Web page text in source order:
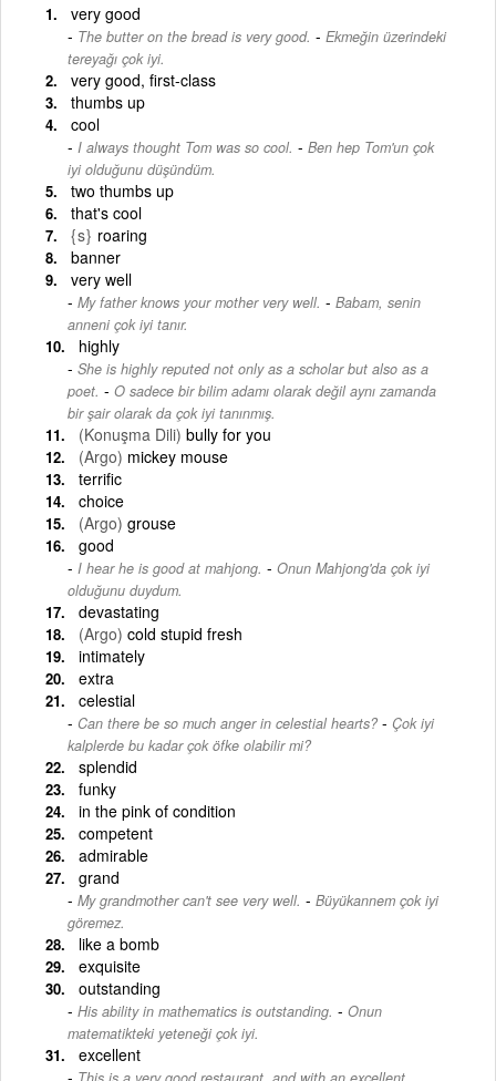
very good
The butter on the bread is very good. - Ekmeğin üzerindeki
tereyağı çok iyi.
very good, first-class
thumbs up
cool
I always thought Tom was so cool. - Ben hep Tom'un çok
iyi olduğunu düşündüm.
two thumbs up
that's cool
{s} roaring
banner
very well
My father knows your mother very well. - Babam, senin
anneni çok iyi tanır.
highly
She is highly reputed not only as a scholar but also as a
poet. - O sadece bir bilim adamı olarak değil aynı zamanda
bir şair olarak da çok iyi tanınmış.
(Konuşma Dili) bully for you
(Argo) mickey mouse
terrific
choice
(Argo) grouse
good
I hear he is good at mahjong. - Onun Mahjong'da çok iyi
olduğunu duydum.
devastating
(Argo) cold stupid fresh
intimately
extra
celestial
Can there be so much anger in celestial hearts? - Çok iyi
kalplerde bu kadar çok öfke olabilir mi?
splendid
funky
in the pink of condition
competent
admirable
grand
My grandmother can't see very well. - Büyükannem çok iyi
göremez.
like a bomb
exquisite
outstanding
His ability in mathematics is outstanding. - Onun
matematikteki yeteneği çok iyi.
excellent